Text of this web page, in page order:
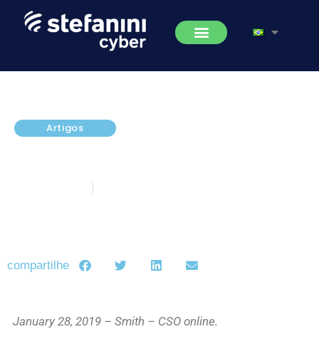
Artigos
compartilhe
January 28, 2019 – Smith – CSO online.